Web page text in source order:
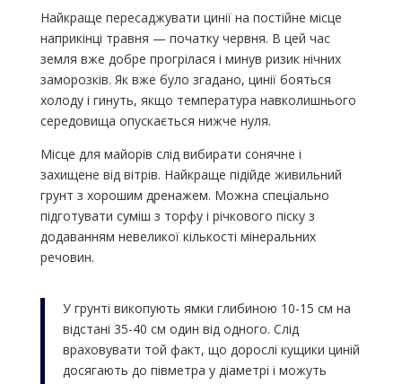
Найкраще пересаджувати цинії на постійне місце
наприкінці травня — початку червня. В цей час
земля вже добре прогрілася і минув ризик нічних
заморозків. Як вже було згадано, цинії бояться
холоду і гинуть, якщо температура навколишнього
середовища опускається нижче нуля.
Місце для майорів слід вибирати сонячне і
захищене від вітрів. Найкраще підійде живильний
грунт з хорошим дренажем. Можна спеціально
підготувати суміш з торфу і річкового піску з
додаванням невеликої кількості мінеральних
речовин.
У грунті викопують ямки глибиною 10-15 см на
відстані 35-40 см один від одного. Слід
враховувати той факт, що дорослі кущики циній
досягають до півметра у діаметрі і можуть